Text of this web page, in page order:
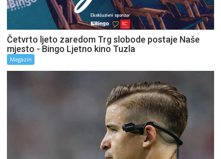
Četvrto ljeto zaredom Trg slobode postaje Naše
mjesto - Bingo Ljetno kino Tuzla
Magazin